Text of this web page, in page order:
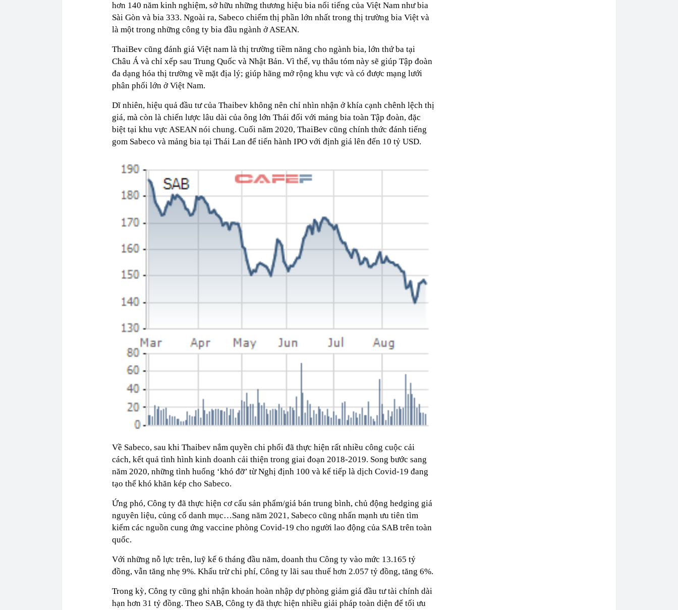
hơn 140 năm kinh nghiệm, sở hữu những thương hiệu bia nổi tiếng của Việt Nam như bia
Sài Gòn và bia 333. Ngoài ra, Sabeco chiếm thị phần lớn nhất trong thị trường bia Việt và
là một trong những công ty bia đầu ngành ở ASEAN.
ThaiBev cũng đánh giá Việt nam là thị trường tiềm năng cho ngành bia, lớn thứ ba tại
Châu Á và chỉ xếp sau Trung Quốc và Nhật Bản. Vì thế, vụ thâu tóm này sẽ giúp Tập đoàn
đa dạng hóa thị trường về mặt địa lý; giúp hãng mở rộng khu vực và có được mạng lưới
phân phối lớn ở Việt Nam.
Dĩ nhiên, hiệu quả đầu tư của Thaibev không nên chỉ nhìn nhận ở khía cạnh chênh lệch thị
giá, mà còn là chiến lược lâu dài của ông lớn Thái đối với mảng bia toàn Tập đoàn, đặc
biệt tại khu vực ASEAN nói chung. Cuối năm 2020, ThaiBev cũng chính thức đánh tiếng
gom Sabeco và mảng bia tại Thái Lan để tiến hành IPO với định giá lên đến 10 tỷ USD.
Về Sabeco, sau khi Thaibev nắm quyền chi phối đã thực hiện rất nhiều công cuộc cải
cách, kết quả tình hình kinh doanh cải thiện trong giai đoạn 2018-2019. Song bước sang
năm 2020, những tình huống ‘khó đỡ’ từ Nghị định 100 và kế tiếp là dịch Covid-19 đang
tạo thế khó khăn kép cho Sabeco.
Ứng phó, Công ty đã thực hiện cơ cấu sản phẩm/giá bán trung bình, chủ động hedging giá
nguyên liệu, củng cố danh mục…Sang năm 2021, Sabeco cũng nhấn mạnh ưu tiên tìm
kiếm các nguồn cung ứng vaccine phòng Covid-19 cho người lao động của SAB trên toàn
quốc.
Với những nỗ lực trên, luỹ kế 6 tháng đầu năm, doanh thu Công ty vào mức 13.165 tỷ
đồng, vẫn tăng nhẹ 9%. Khấu trừ chi phí, Công ty lãi sau thuế hơn 2.057 tỷ đồng, tăng 6%.
Trong kỳ, Công ty cũng ghi nhận khoản hoàn nhập dự phòng giảm giá đầu tư tài chính dài
hạn hơn 31 tỷ đồng. Theo SAB, Công ty đã thực hiện nhiều giải pháp toàn diện để tối ưu